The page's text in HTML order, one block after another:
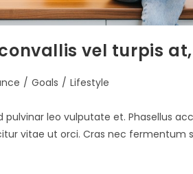
vel turpis
/ Goals / Lifestyle
leo vulputate et. Phasellus
vitae ut orci. Cras nec fermentum